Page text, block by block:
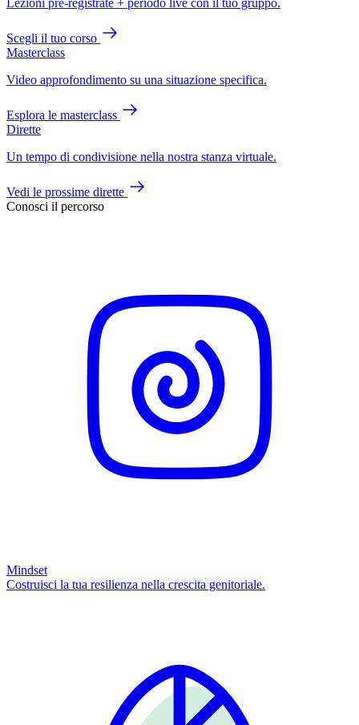
Lezioni pre-registrate + periodo live con il tuo gruppo.
Scegli il tuo corso
Masterclass
Video approfondimento su una situazione specifica.
Esplora le masterclass
Dirette
Un tempo di condivisione nella nostra stanza virtuale.
Vedi le prossime dirette
Conosci il percorso
Mindset
Costruisci la tua resilienza nella crescita genitoriale.